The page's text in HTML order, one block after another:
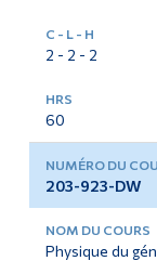
2 - 2 - 2
60
203-923-DW
Physique du